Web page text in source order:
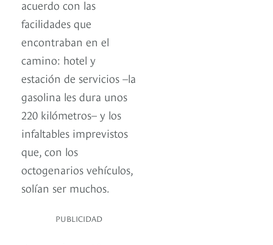
acuerdo con las
facilidades que
encontraban en el
camino: hotel y
estación de servicios –la
gasolina les dura unos
220 kilómetros– y los
infaltables imprevistos
que, con los
octogenarios vehículos,
solían ser muchos.
PUBLICIDAD